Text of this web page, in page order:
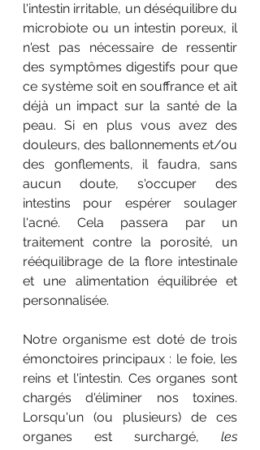
l'intestin irritable, un déséquilibre du
microbiote ou un intestin poreux, il
n'est pas nécessaire de ressentir
des symptômes digestifs pour que
ce système soit en souffrance et ait
déjà un impact sur la santé de la
peau. Si en plus vous avez des
douleurs, des ballonnements et/ou
des gonflements, il faudra, sans
aucun doute, s'occuper des
intestins pour espérer soulager
l'acné. Cela passera par un
traitement contre la porosité, un
rééquilibrage de la flore intestinale
et une alimentation équilibrée et
personnalisée.
Notre organisme est doté de trois
émonctoires principaux : le foie, les
reins et l'intestin. Ces organes sont
chargés d'éliminer nos toxines.
Lorsqu'un (ou plusieurs) de ces
organes est surchargé, les